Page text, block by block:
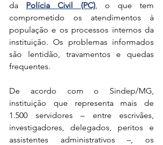
da Polícia Civil (PC), o que tem
comprometido os atendimentos à
população e os processos internos da
instituição. Os problemas informados
são lentidão, travamentos e quedas
frequentes.
De acordo com o Sindep/MG,
instituição que representa mais de
1.500 servidores – entre escrivães,
investigadores, delegados, peritos e
assistentes administrativos –, os